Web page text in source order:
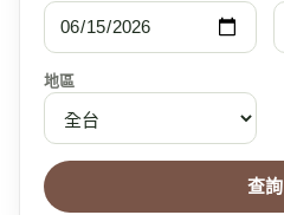
地區
查詢